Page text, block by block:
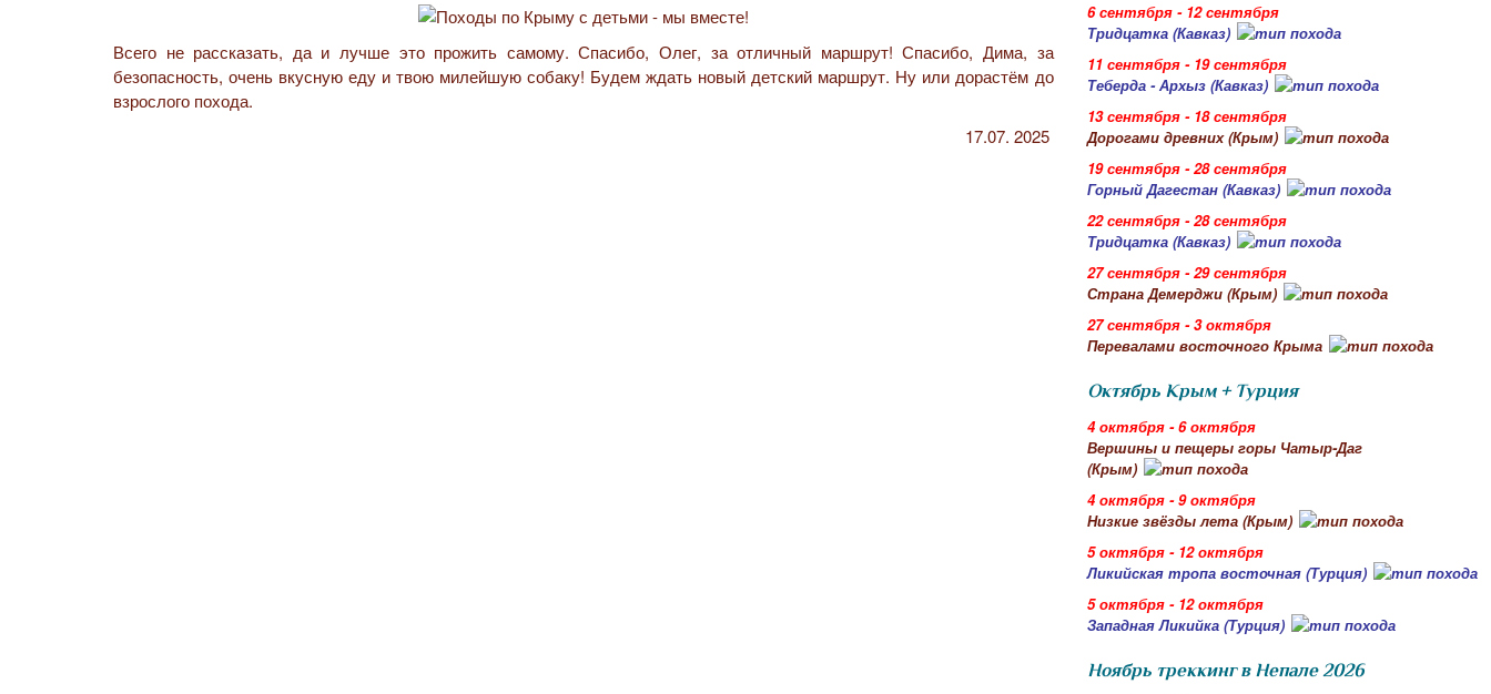
Всего не рассказать, да и лучше это прожить самому. Спасибо, Олег, за отличный маршрут! Спасибо, Дима, за
безопасность, очень вкусную еду и твою милейшую собаку! Будем ждать новый детский маршрут. Ну или дорастём до
взрослого похода.
17.07. 2025
6 сентября - 12 сентября
Тридцатка (Кавказ)
11 сентября - 19 сентября
Теберда - Архыз (Кавказ)
13 сентября - 18 сентября
Дорогами древних (Крым)
19 сентября - 28 сентября
Горный Дагестан (Кавказ)
22 сентября - 28 сентября
Тридцатка (Кавказ)
27 сентября - 29 сентября
Страна Демерджи (Крым)
27 сентября - 3 октября
Перевалами восточного Крыма
Октябрь Крым + Турция
4 октября - 6 октября
Вершины и пещеры горы Чатыр-Даг
(Крым)
4 октября - 9 октября
Низкие звёзды лета (Крым)
5 октября - 12 октября
Ликийская тропа восточная (Турция)
5 октября - 12 октября
Западная Ликийка (Турция)
Ноябрь треккинг в Непале 2026